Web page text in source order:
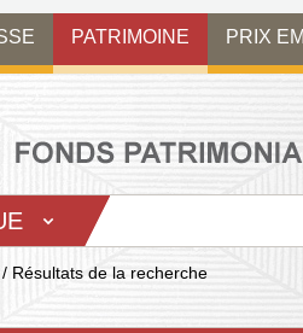
PATRIMOINE PRIX
/ Résultats de la recherche